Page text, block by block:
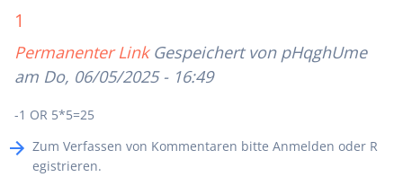
1
Permanenter Link Gespeichert von pHqghUme
am Do, 06/05/2025 - 16:49
-1 OR 5*5=25
Zum Verfassen von Kommentaren bitte Anmelden oder R
egistrieren.